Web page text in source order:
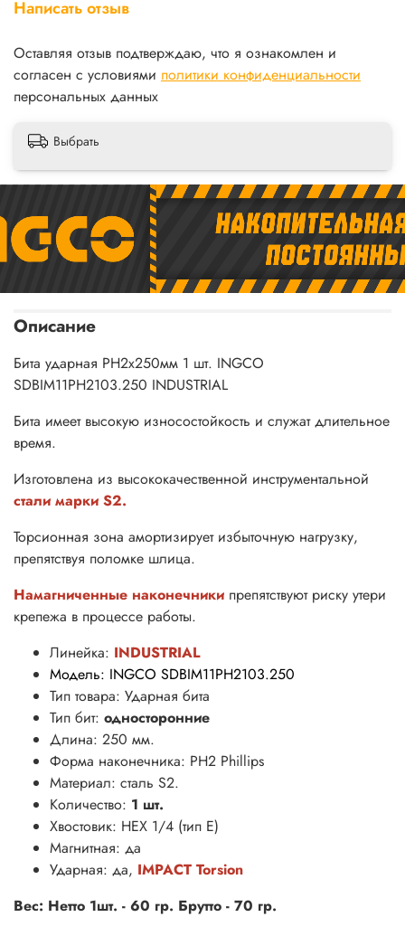
Написать отзыв
Оставляя отзыв подтверждаю, что я ознакомлен и
согласен с условиями политики конфиденциальности
персональных данных
Выбрать
Описание
Бита ударная PH2х250мм 1 шт. INGCO
SDBIM11PH2103.250 INDUSTRIAL
Бита имеет высокую износостойкость и служат длительное
время.
Изготовлена из высококачественной инструментальной
стали марки S2.
Торсионная зона амортизирует избыточную нагрузку,
препятствуя поломке шлица.
Намагниченные наконечники препятствуют риску утери
крепежа в процессе работы.
Линейка: INDUSTRIAL
Модель: INGCO SDBIM11PH2103.250
Тип товара: Ударная бита
Тип бит: односторонние
Длина: 250 мм.
Форма наконечника: PH2 Phillips
Материал: сталь S2.
Количество: 1 шт.
Хвостовик: HEX 1/4 (тип Е)
Магнитная: да
Ударная: да, IMPACT Torsion
Вес: Нетто 1шт. - 60 гр. Брутто - 70 гр.